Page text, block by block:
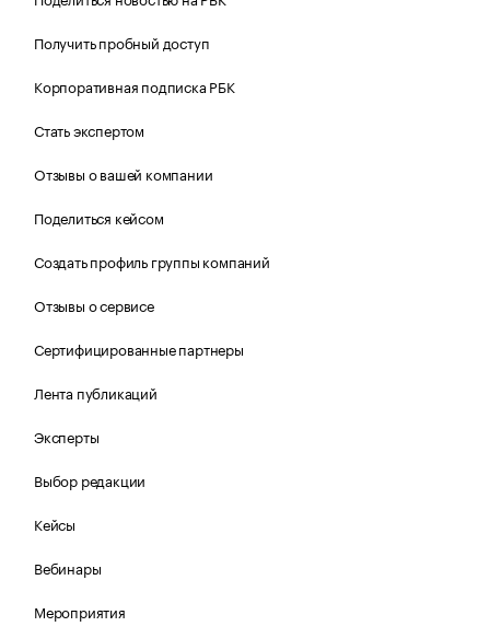
Получить пробный доступ
Корпоративная подписка РБК
Стать экспертом
Отзывы о вашей компании
Поделиться кейсом
Создать профиль группы компаний
Отзывы о сервисе
Сертифицированные партнеры
Лента публикаций
Эксперты
Выбор редакции
Кейсы
Вебинары
Мероприятия